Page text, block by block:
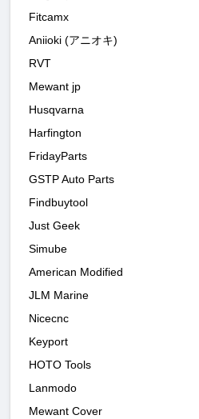
Fitcamx
Aniioki (アニオキ)
RVT
Mewant jp
Husqvarna
Harfington
FridayParts
GSTP Auto Parts
Findbuytool
Just Geek
Simube
American Modified
JLM Marine
Nicecnc
Keyport
HOTO Tools
Lanmodo
Mewant Cover